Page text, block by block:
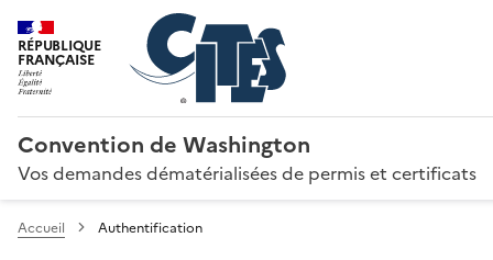
RÉPUBLIQUE
FRANÇAISE
Convention de Washington
Vos demandes dématérialisées de permis et certificats
Accueil Authentification